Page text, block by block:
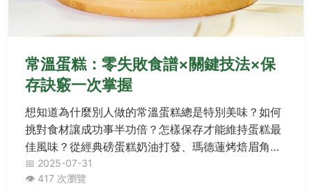
常溫蛋糕：零失敗食譜×關鍵技法×保
存訣竅一次掌握
想知道為什麼別人做的常溫蛋糕總是特別美味？如何
挑對食材讓成功事半功倍？怎樣保存才能維持蛋糕最
佳風味？從經典磅蛋糕奶油打發、瑪德蓮烤焙眉角到
前置作業與創意應用，完整拆解常溫蛋糕的美味關鍵
與常見失敗解答，讓你輕鬆做出吃不膩的完美常溫點
📅 2025-07-31
👁️ 417 次瀏覽